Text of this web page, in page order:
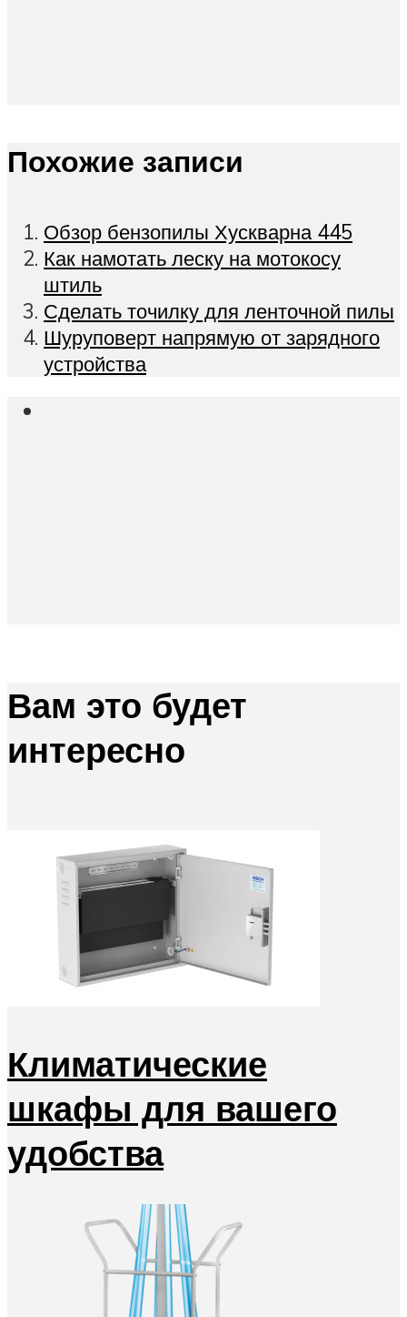
Похожие записи
Обзор бензопилы Хускварна 445
Как намотать леску на мотокосу
штиль
Сделать точилку для ленточной пилы
Шуруповерт напрямую от зарядного
устройства
Вам это будет
интересно
Климатические
шкафы для вашего
удобства